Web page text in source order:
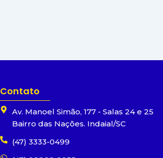
Contato
Av. Manoel Simão, 177 - Salas 24 e 25
Bairro das Nações. Indaial/SC
(47) 3333-0499